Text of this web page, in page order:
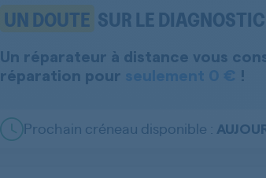
UN DOUTE SUR LE
Un réparateur à distance vous
réparation pour seulement 0 € !
Prochain créneau disponible :